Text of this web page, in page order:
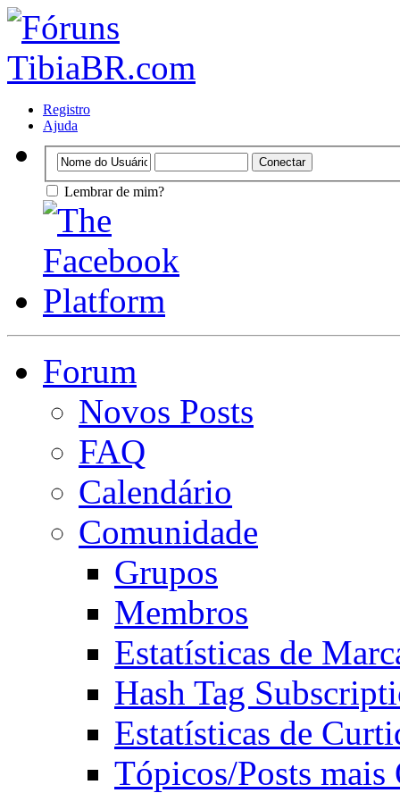
Registro
Ajuda
Lembrar de mim?
Forum
Novos Posts
FAQ
Calendário
Comunidade
Grupos
Membros
Estatísticas de
Hash Tag
Estatísticas de
Tópicos/Posts mais